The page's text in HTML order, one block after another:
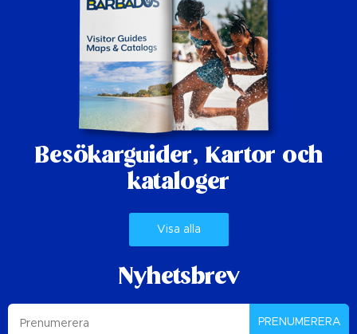
Besökarguider, Kartor och
kataloger
Visa alla
Nyhetsbrev
PRENUMERERA